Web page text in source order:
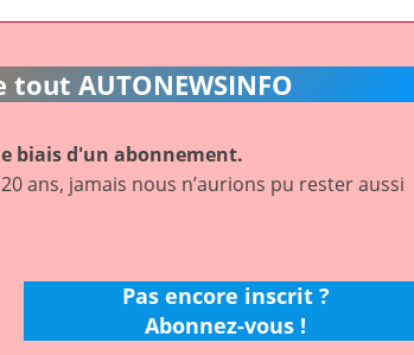
AUTONEWSINFO
biais d'un abonnement.
ans, jamais nous n’aurions pu rester aussi
Pas encore inscrit ?
Abonnez-vous !